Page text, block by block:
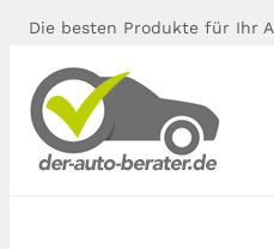
Die besten Produkte für Ihr